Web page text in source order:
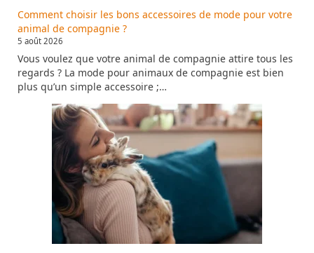
Comment choisir les bons accessoires de mode pour votre
animal de compagnie ?
5 août 2026
Vous voulez que votre animal de compagnie attire tous les
regards ? La mode pour animaux de compagnie est bien
plus qu’un simple accessoire ;…